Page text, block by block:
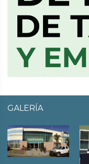
GALERÍA